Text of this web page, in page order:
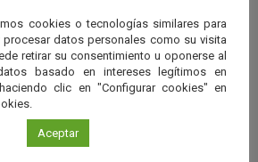
Fundación Española para la Ciencia y la
de Ciencia, Innovación y Universidades
cookies o tecnologías similares para
procesar datos personales como su visita
retirar su consentimiento u oponerse al
basado en intereses legítimos en
clic en "Configurar cookies" en
Aceptar